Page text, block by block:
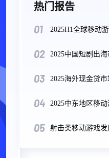
热门报告
01 2025H1全球移动
02 2025中国短剧出
03 2025海外现金贷
04 2025中东地区移
05 射击类移动游戏